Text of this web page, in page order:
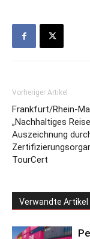
Vorheriger Artikel
Frankfurt/Rhein-
„Nachhaltiges
Auszeichnung
TourCert
Verwandte Artikel